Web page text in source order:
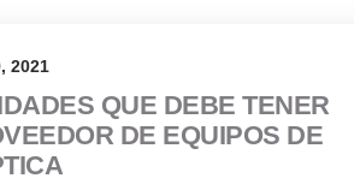
QUE DEBE TENER
DE EQUIPOS DE
2021